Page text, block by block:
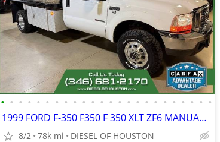
• • • • • • • • • • • • • • • • • • • • • • • •
1999 FORD F-350 F350 F 350 XLT ZF6 MANUAL 7.3L POWERSTROKE DIESEL 78K
8/2 78k mi DIESEL OF HOUSTON